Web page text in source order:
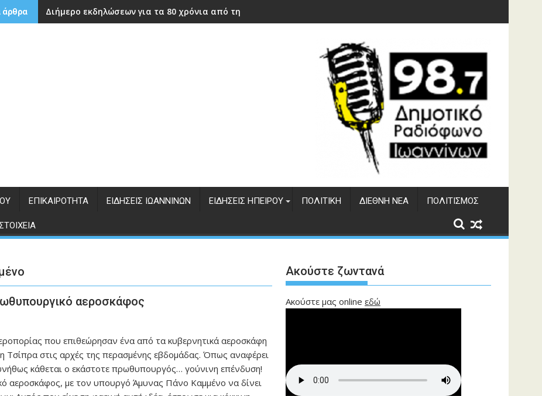
άρθρα Διήμερο εκδηλώσεων για τα 80 χρόνια από την ίδρυση του ΔΣΕ
ΕΠΙΚΑΙΡΌΤΗΤΑ ΕΙΔΉΣΕΙΣ ΙΩΑΝΝΊΝΩΝ ΕΙΔΉΣΕΙΣ ΗΠΕΊΡΟΥ ΠΟΛΙΤΙΚΉ ΔΙΕΘΝΉ ΝΈΑ ΠΟΛΙΤΙΣΜΌΣ
αεροσκάφος
που επιθεώρησαν ένα από τα κυβερνητικά αεροσκάφη
στις αρχές της περασμένης εβδομάδας. Όπως αναφέρει
κάθεται ο εκάστοτε πρωθυπουργός… γούνινη επένδυση!
αεροσκάφος, με τον υπουργό Άμυνας Πάνο Καμμένο να δίνει
Ακούστε ζωντανά
Ακούστε μας online εδώ